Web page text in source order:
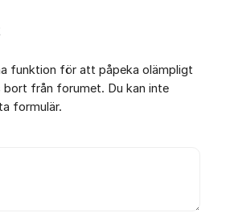
funktion för att påpeka olämpligt
bort från forumet. Du kan inte
formulär.